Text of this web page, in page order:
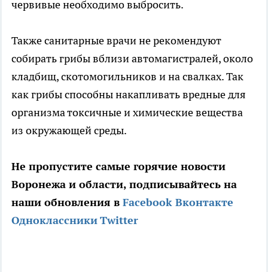
червивые необходимо выбросить.
Также санитарные врачи не рекомендуют
собирать грибы вблизи автомагистралей, около
кладбищ, скотомогильников и на свалках. Так
как грибы способны накапливать вредные для
организма токсичные и химические вещества
из окружающей среды.
Не пропустите самые горячие новости
Воронежа и области, подписывайтесь на
наши обновления в Facebook Вконтакте
ОдноклассникиTwitter